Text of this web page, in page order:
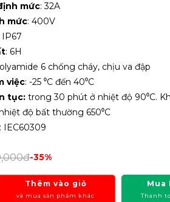
mức: 32A
mức: 400V
IP67
: 6H
6 chống cháy, chịu va đập
việc: -25 ⁰C đến 40⁰C
tục: trong 30 phút ở nhiệt độ 90⁰C.
độ bất thường 650⁰C
: IEC60309
-35%
Thêm vào giỏ
và mua sản phẩm khác
Mua
Thanh